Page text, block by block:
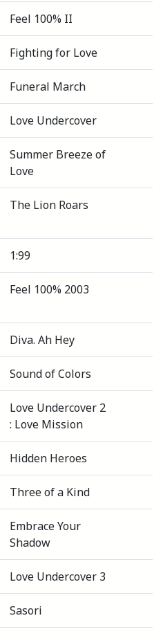
Feel 100% II
Fighting for Love
Funeral March
Love Undercover
Summer Breeze of
Love
The Lion Roars
1:99
Feel 100% 2003
Diva. Ah Hey
Sound of Colors
Love Undercover 2
: Love Mission
Hidden Heroes
Three of a Kind
Embrace Your
Shadow
Love Undercover 3
Sasori